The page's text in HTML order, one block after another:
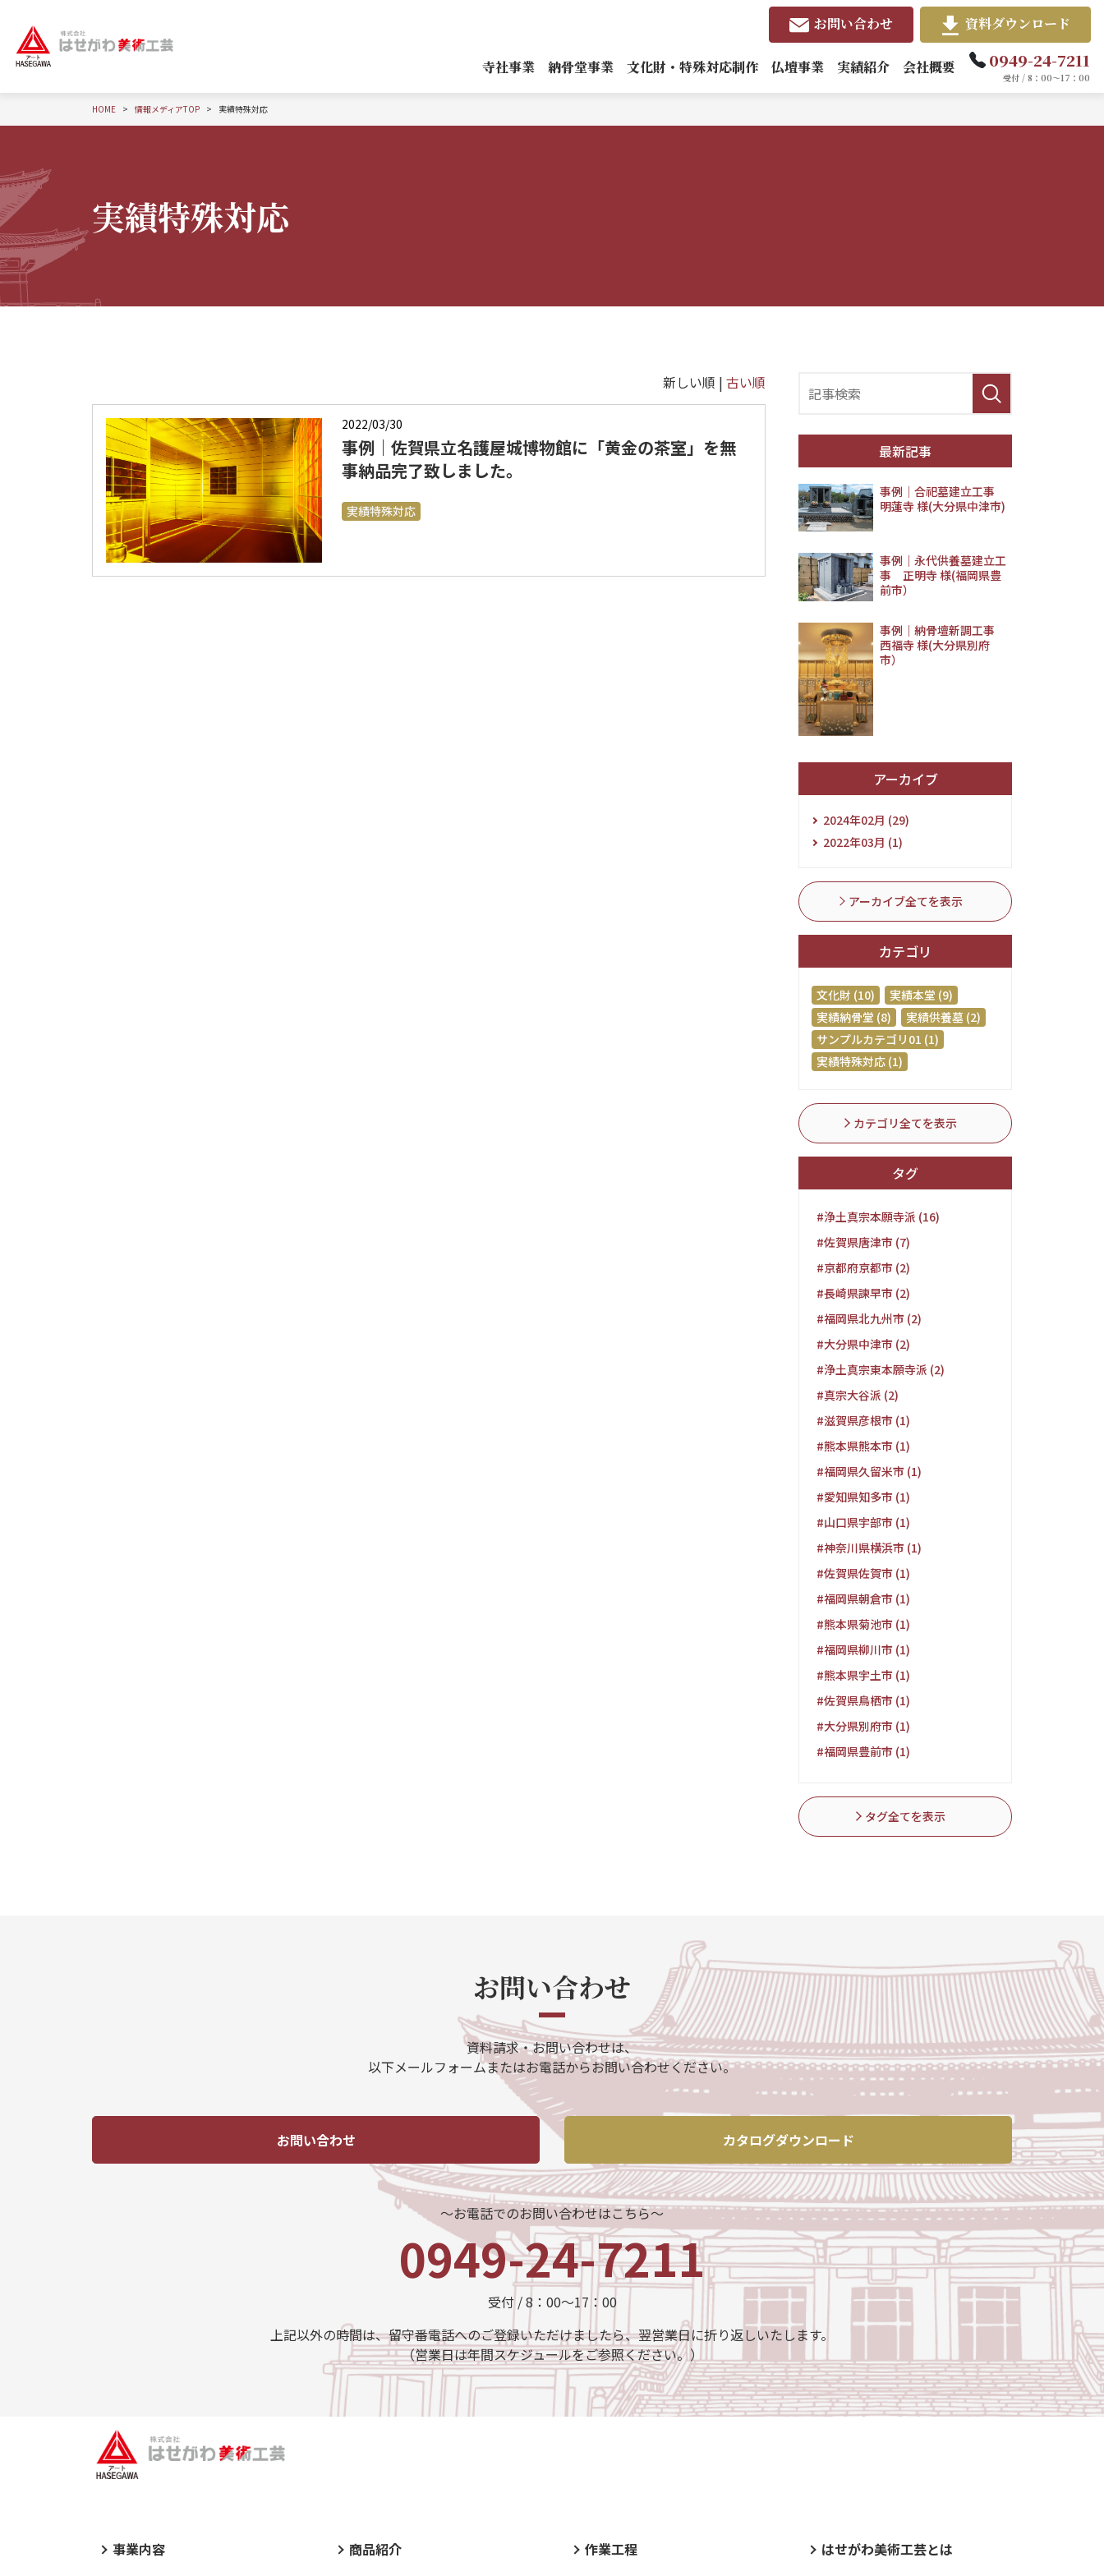
寺社事業 納骨堂事業 文化財・特殊対応制作 仏壇事業 実績紹介 会社概要 0949-24-7211
受付 / 8：00～17：00
お問い合わせ 資料ダウンロード
HOME 情報メディアTOP 実績特殊対応
実績特殊対応
新しい順 | 古い順
2022/03/30
事例｜佐賀県立名護屋城博物館に「黄金の茶室」を無
事納品完了致しました。
実績特殊対応
最新記事
事例│合祀墓建立工事
明蓮寺 様(大分県中津市)
事例｜永代供養墓建立工
事 正明寺 様(福岡県豊
前市）
事例｜納骨壇新調工事
西福寺 様(大分県別府
市）
アーカイブ
2024年02月 (29)
2022年03月 (1)
アーカイブ全てを表示
カテゴリ
文化財 (10)
実績本堂 (9)
実績納骨堂 (8)
実績供養墓 (2)
サンプルカテゴリ01 (1)
実績特殊対応 (1)
カテゴリ全てを表示
タグ
#浄土真宗本願寺派 (16)
#佐賀県唐津市 (7)
#京都府京都市 (2)
#長崎県諫早市 (2)
#福岡県北九州市 (2)
#大分県中津市 (2)
#浄土真宗東本願寺派 (2)
#真宗大谷派 (2)
#滋賀県彦根市 (1)
#熊本県熊本市 (1)
#福岡県久留米市 (1)
#愛知県知多市 (1)
#山口県宇部市 (1)
#神奈川県横浜市 (1)
#佐賀県佐賀市 (1)
#福岡県朝倉市 (1)
#熊本県菊池市 (1)
#福岡県柳川市 (1)
#熊本県宇土市 (1)
#佐賀県鳥栖市 (1)
#大分県別府市 (1)
#福岡県豊前市 (1)
タグ全てを表示
お問い合わせ
資料請求・お問い合わせは、
以下メールフォームまたはお電話からお問い合わせください。
お問い合わせ カタログダウンロード
～お電話でのお問い合わせはこちら～
0949-24-7211
受付 / 8：00～17：00
上記以外の時間は、留守番電話へのご登録いただけましたら、翌営業日に折り返しいたします。
（営業日は年間スケジュールをご参照ください。）
事業内容 商品紹介 作業工程
はせがわ美術工芸とは